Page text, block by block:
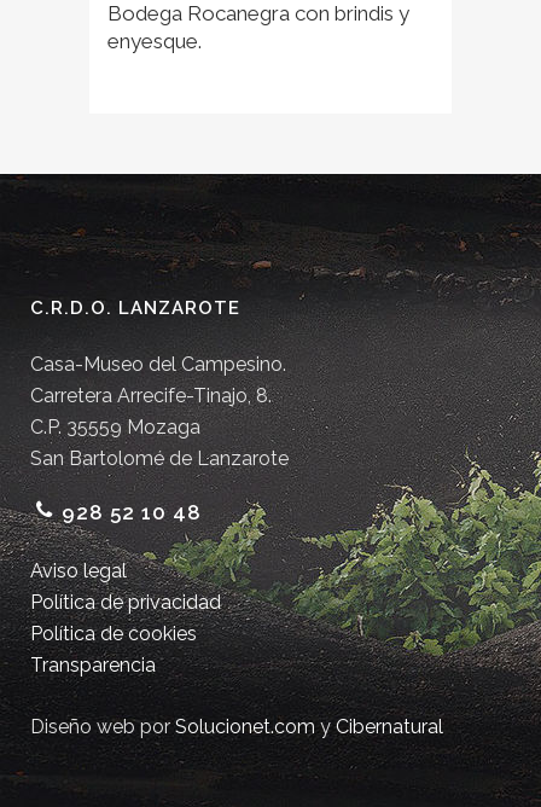
Bodega Rocanegra con brindis y
enyesque.
C.R.D.O. LANZAROTE
Casa-Museo del Campesino.
Carretera Arrecife-Tinajo, 8.
C.P. 35559 Mozaga
San Bartolomé de Lanzarote
928 52 10 48
Aviso legal
Política de privacidad
Política de cookies
Transparencia
Diseño web porSolucionet.comyCibernatural